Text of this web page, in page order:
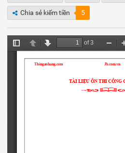
Chia sẻ kiếm tiền 5